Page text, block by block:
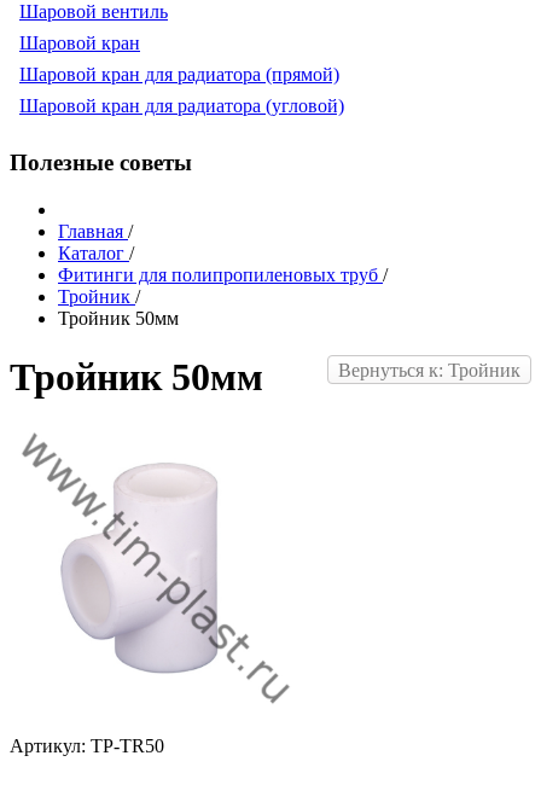
Шаровой вентиль
Шаровой кран
Шаровой кран для радиатора (прямой)
Шаровой кран для радиатора (угловой)
Полезные советы
Главная /
Каталог /
Фитинги для полипропиленовых труб /
Тройник /
Тройник 50мм
Вернуться к: Тройник
Тройник 50мм
Артикул: TP-TR50